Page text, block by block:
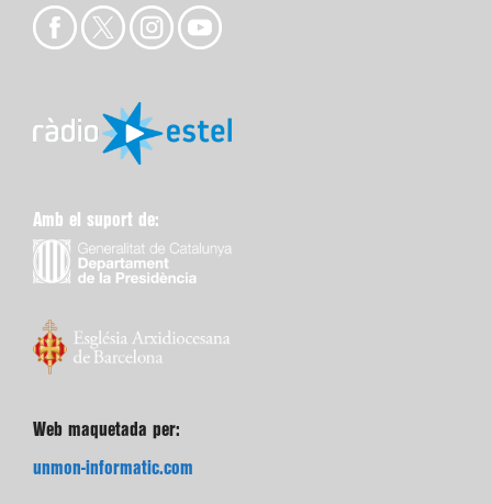
Amb el suport de:
Web maquetada per:
unmon-informatic.com